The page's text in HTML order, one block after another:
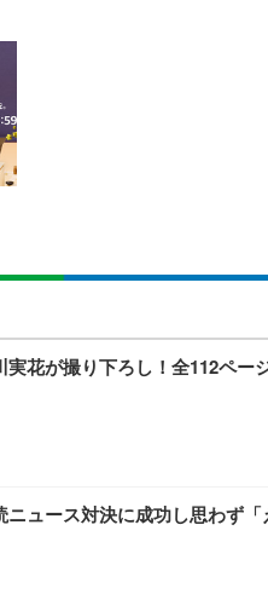
スチェア 椅子 テレワーク 疲れな
ェア デスクチェア 疲れない テレ
気性メッシュ ゲーミング/勉強/事
気性メッシュ ゲーミング/勉強/事
けプレミアムモニター | FlexScan
ミングモニター DualSense 充電フ
E2724HS 27インチ 液晶モニタ
ク ペットシーツ 薄型 レギュラー 1
ネオ・オムツ L 中型犬用 26枚入り 単
ートベーシック) 【Amazon.co.jp
実花が撮り下ろし！全112ペー
ュース対決に成功し思わず「